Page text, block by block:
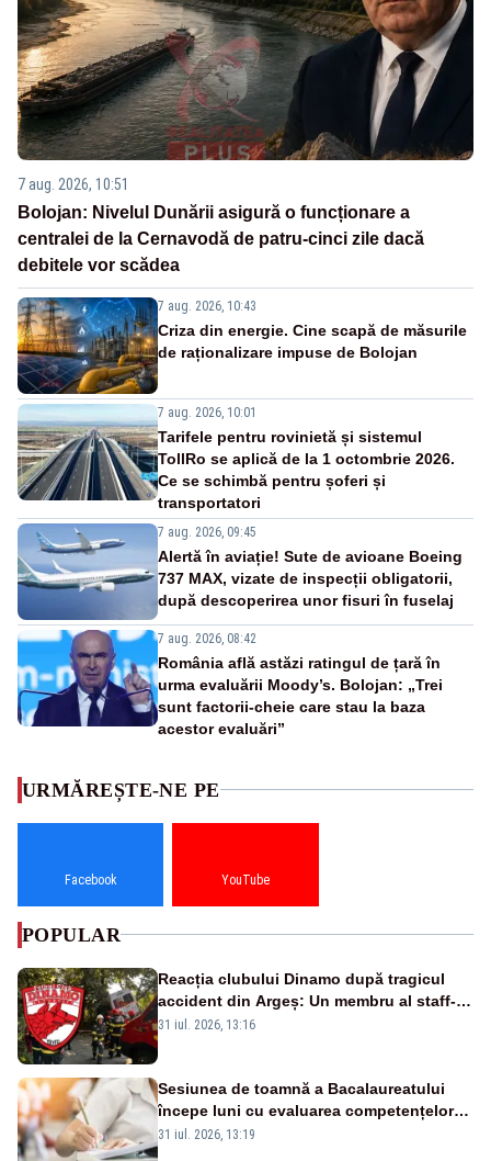
7 aug. 2026, 10:51
Bolojan: Nivelul Dunării asigură o funcționare a
centralei de la Cernavodă de patru-cinci zile dacă
debitele vor scădea
7 aug. 2026, 10:43
Criza din energie. Cine scapă de măsurile
de raționalizare impuse de Bolojan
7 aug. 2026, 10:01
Tarifele pentru rovinietă și sistemul
TollRo se aplică de la 1 octombrie 2026.
Ce se schimbă pentru șoferi și
transportatori
7 aug. 2026, 09:45
Alertă în aviație! Sute de avioane Boeing
737 MAX, vizate de inspecții obligatorii,
după descoperirea unor fisuri în fuselaj
7 aug. 2026, 08:42
România află astăzi ratingul de țară în
urma evaluării Moody’s. Bolojan: „Trei
sunt factorii-cheie care stau la baza
acestor evaluări”
URMĂREȘTE-NE PE
Facebook YouTube
POPULAR
Reacția clubului Dinamo după tragicul
accident din Argeș: Un membru al staff-
ului medical a murit, antrenorul Adrian
31 iul. 2026, 13:16
Sesiunea de toamnă a Bacalaureatului
începe luni cu evaluarea competențelor
orale la Limba română
31 iul. 2026, 13:19